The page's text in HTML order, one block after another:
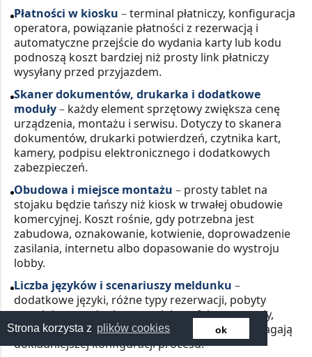
Strona korzysta z plików cookies ok
Płatności w kiosku –terminal płatniczy, konfiguracja
operatora, powiązanie płatności z rezerwacją i
automatyczne przejście do wydania karty lub kodu
podnoszą koszt bardziej niż prosty link płatniczy
wysyłany przed przyjazdem.
Skaner dokumentów, drukarka i dodatkowe
moduły– każdy element sprzętowy zwiększa cenę
urządzenia, montażu i serwisu. Dotyczy to skanera
dokumentów, drukarki potwierdzeń, czytnika kart,
kamery, podpisu elektronicznego i dodatkowych
zabezpieczeń.
Obudowa i miejsce montażu – prosty tablet na
stojaku będzie tańszy niż kiosk w trwałej obudowie
komercyjnej. Koszt rośnie, gdy potrzebna jest
zabudowa, oznakowanie, kotwienie, doprowadzenie
zasilania, internetu albo dopasowanie do wystroju
lobby.
Liczba języków i scenariuszy meldunku –
dodatkowe języki, różne typy rezerwacji, pobyty
przedpłacone, dopłaty na miejscu, faktury, zgody,
regulaminy i nietypowe godziny przyjazdu wymagają
dokładniejszej konfiguracji procesu.